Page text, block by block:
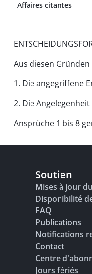
Affaires citantes
Aus diesen
1. Die angegriffene
2. Die
Ansprüche 1 bis 8
Soutien
Mises à jour
Disponibilité
FAQ
Publications
Notifications
Contact
Centre
Jours fériés